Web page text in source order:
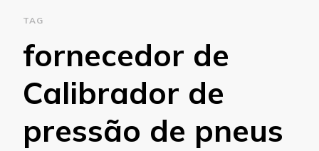
TAG
fornecedor de
Calibrador de
pressão de pneus